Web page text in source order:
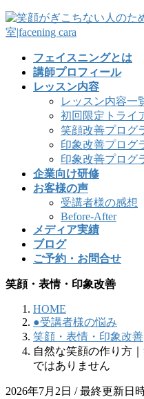
フェイスニングとは
講師プロフィール
レッスン内容
レッスン内容一
初回限定トライ
笑顔改善プログ
印象改善プログ
印象改善プログ
企業向け研修
お客様の声
受講者様の感想
Before-After
メディア実績
ブログ
ご予約・お問合せ
笑顔・表情・印象改善
HOME
●受講者様の悩み
笑顔・表情・印象改善
自然な笑顔の作り方
ではありません
2026年7月2日 / 最終更新日